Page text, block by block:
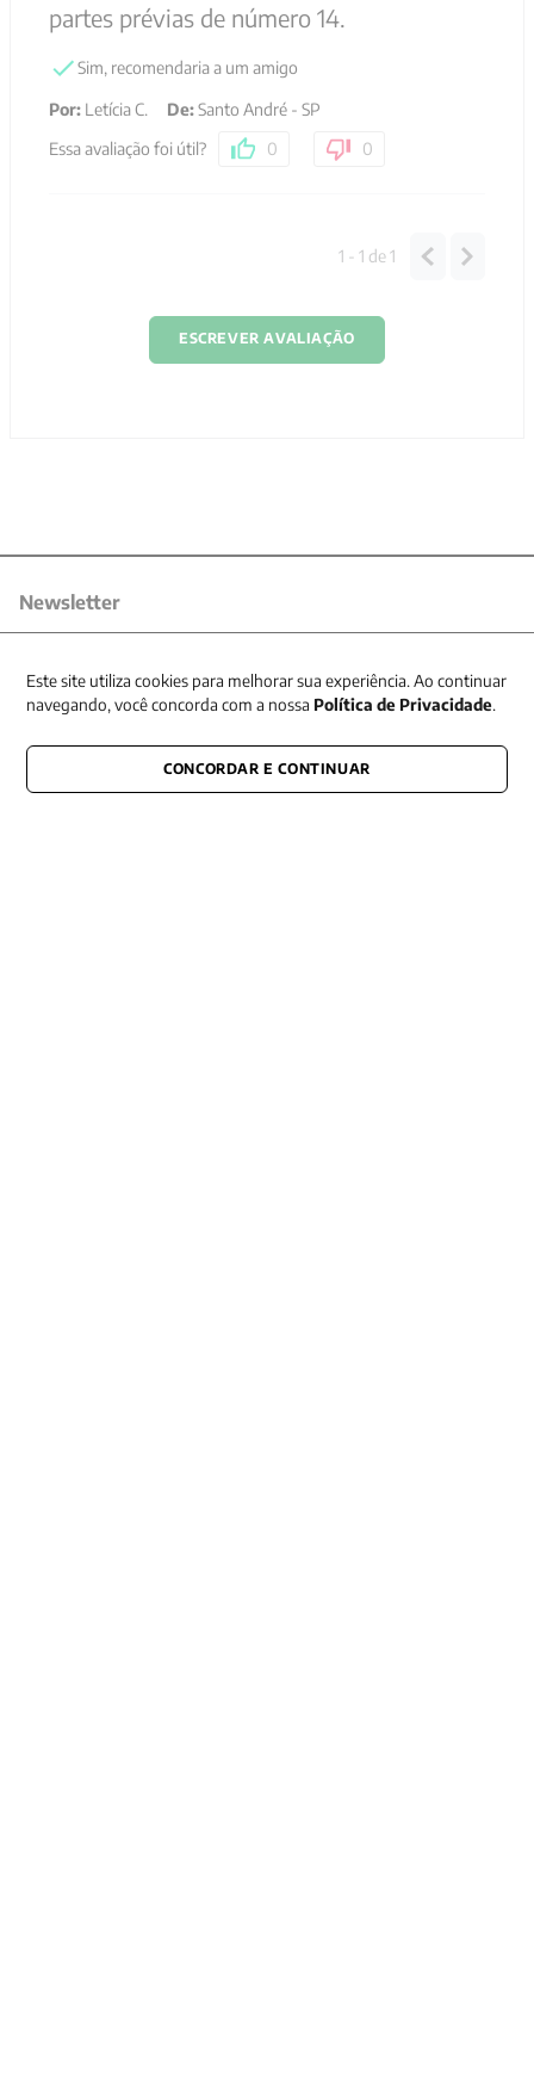
partes prévias de número 14.
Sim, recomendaria a um amigo
Por: Letícia C. De:Santo André - SP
Essa avaliação foi útil?
0 0
1 - 1 de1
ESCREVER AVALIAÇÃO
Newsletter
CONECTE-SE CONOSCO
Este site utiliza cookies para melhorar sua experiência. Ao continuar
navegando, você concorda com a nossa Política de Privacidade.
CONCORDAR E CONTINUAR